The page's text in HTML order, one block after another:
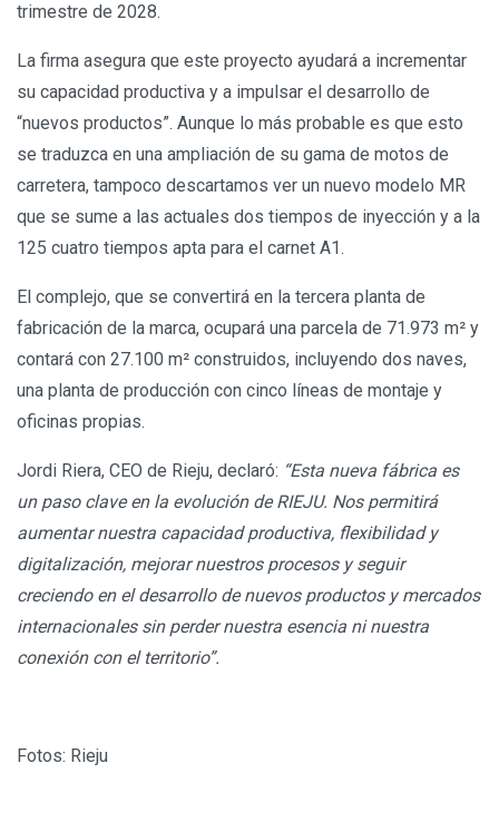
trimestre de 2028.
La firma asegura que este proyecto ayudará a incrementar
su capacidad productiva y a impulsar el desarrollo de
“nuevos productos”. Aunque lo más probable es que esto
se traduzca en una ampliación de su gama de motos de
carretera, tampoco descartamos ver un nuevo modelo MR
que se sume a las actuales dos tiempos de inyección y a la
125 cuatro tiempos apta para el carnet A1.
El complejo, que se convertirá en la tercera planta de
fabricación de la marca, ocupará una parcela de 71.973 m² y
contará con 27.100 m² construidos, incluyendo dos naves,
una planta de producción con cinco líneas de montaje y
oficinas propias.
Jordi Riera, CEO de Rieju, declaró: “Esta nueva fábrica es
un paso clave en la evolución de RIEJU. Nos permitirá
aumentar nuestra capacidad productiva, flexibilidad y
digitalización, mejorar nuestros procesos y seguir
creciendo en el desarrollo de nuevos productos y mercados
internacionales sin perder nuestra esencia ni nuestra
conexión con el territorio”.
Fotos: Rieju